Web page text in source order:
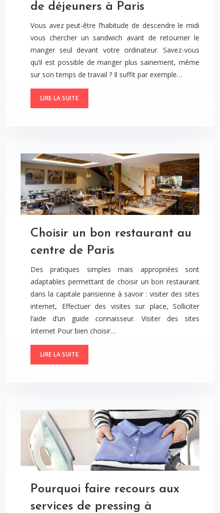
de déjeuners à Paris
Vous avez peut-être l’habitude de descendre le midi
vous chercher un sandwich avant de retourner le
manger seul devant votre ordinateur. Savez-vous
qu’il est possible de manger plus sainement, même
sur son temps de travail ? Il suffit par exemple…
LIRE LA SUITE
Choisir un bon restaurant au
centre de Paris
Des pratiques simples mais appropriées sont
adaptables permettant de choisir un bon restaurant
dans la capitale parisienne à savoir : visiter des sites
internet, Effectuer des visites sur place, Solliciter
l’aide d’un guide connaisseur. Visiter des sites
Internet Pour bien choisir…
LIRE LA SUITE
Pourquoi faire recours aux
services de pressing à